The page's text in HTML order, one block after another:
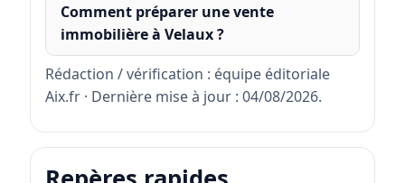
Comment préparer une vente
immobilière à Velaux ?
Rédaction / vérification : équipe éditoriale
Aix.fr · Dernière mise à jour : 04/08/2026.